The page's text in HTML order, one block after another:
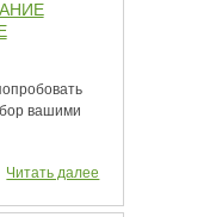
вашими
Читать далее